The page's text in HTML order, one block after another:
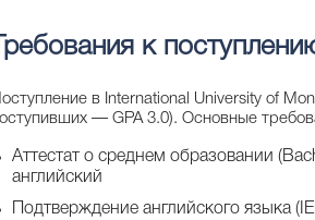
Требования к
в International University of
— GPA 3.0). Основные
Аттестат о среднем образовании
английский
Подтверждение английского языка